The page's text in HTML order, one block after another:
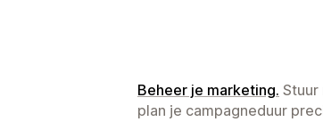
Beheer je marketing. Stuur
plan je campagneduur